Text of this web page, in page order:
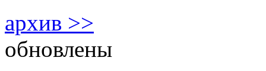
архив >>
обновлены